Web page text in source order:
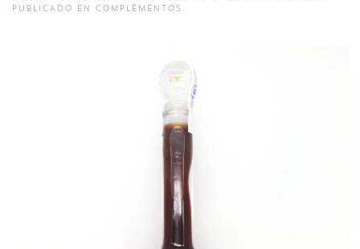
PUBLICADO EN COMPLEMENTOS .